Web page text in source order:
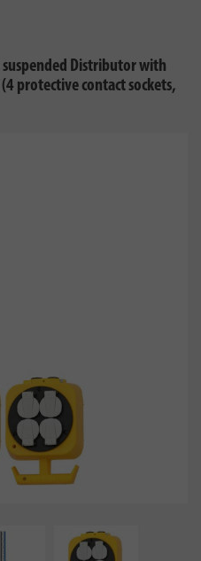
Distributor with
protective contact sockets,